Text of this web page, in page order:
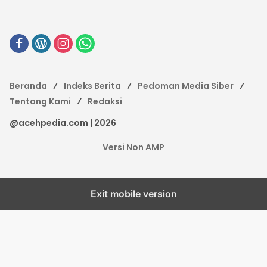
Beranda Indeks Berita
Pedoman Media Siber
Tentang Kami
Redaksi
@acehpedia.com | 2026
Versi Non AMP
Exit mobile version